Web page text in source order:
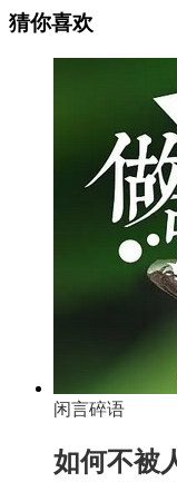
猜你喜欢
闲言碎语
如何不被